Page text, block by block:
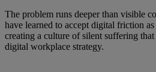
The problem runs deeper than visible
have learned to accept digital friction
creating a culture of silent suffering
digital workplace strategy.